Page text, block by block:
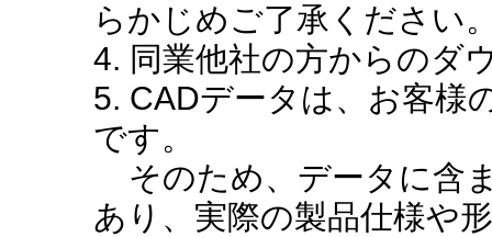
らかじめご了承ください
4. 同業他社の方からのダ
5. CADデータは、お客様
です。
そのため、データに含
あり、実際の製品仕様や